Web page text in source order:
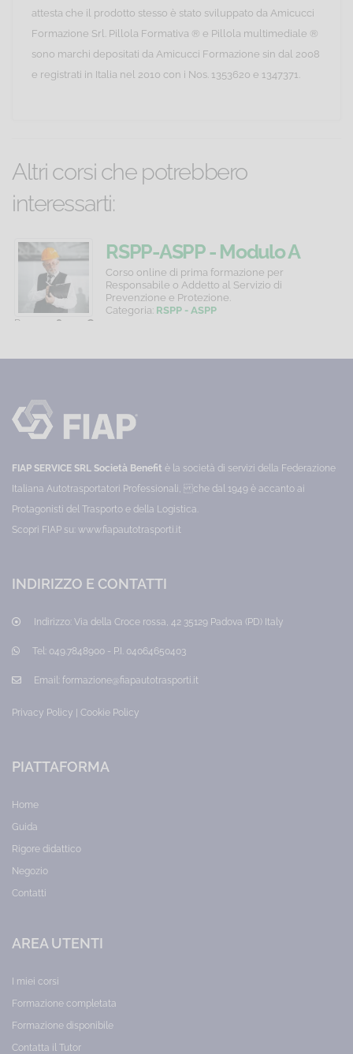
attesta che il prodotto stesso è stato sviluppato da Amicucci
Formazione Srl. Pillola Formativa ® e Pillola multimediale ®
sono marchi depositati da Amicucci Formazione sin dal 2008
e registrati in Italia nel 2010 con i Nos. 1353620 e 1347371.
Altri corsi che potrebbero
interessarti:
Dirigenti
-
Aggiornamento
quinquennale
Legge
del
2021,
responsabilità
e
lavoro
agile
Corso
aggiornamento
in
sicurezza
lavoro
per
Dirigenti
i
settori
comparti
aziendali
Categoria:
€
Microsoft
PROJECT
-
Basic
Strumenti
concetti
comprendere
gestire
qualsiasi
tipologia
di
progetto
ufficio
Prezzo:
€
RSPP-ASPP - Modulo A
Corso online di prima formazione per
Responsabile o Addetto al Servizio di
Prevenzione e Protezione.
Categoria: RSPP - ASPP
Prezzo:
280,00 €
FIAP SERVICE SRL Società Benefit è la società di servizi della Federazione
Italiana Autotrasportatori Professionali, che dal 1949 è accanto ai
Protagonisti del Trasporto e della Logistica.
Scopri FIAP su: www.fiapautotrasporti.it
INDIRIZZO E CONTATTI
Indirizzo: Via della Croce rossa, 42 35129 Padova (PD) Italy
Tel: 049.7848900 - P.I. 04064650403
Email: formazione@fiapautotrasporti.it
Privacy Policy Cookie Policy
PIATTAFORMA
Home
Guida
Rigore didattico
Negozio
Contatti
AREA UTENTI
I miei corsi
Formazione completata
Formazione disponibile
Contatta il Tutor